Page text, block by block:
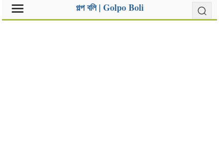
গল্প বলি | Golpo Boli